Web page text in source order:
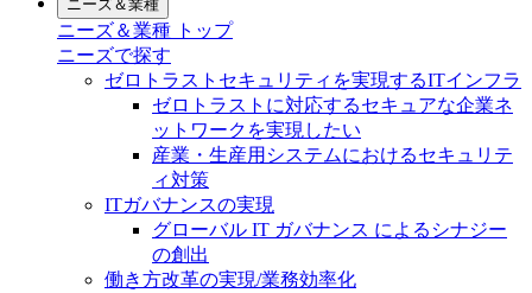
ニーズ＆業種
ニーズ＆業種 トップ
ニーズで探す
ゼロトラストセキュリティを実現するITインフラ
ゼロトラストに対応するセキュアな企業ネ
ットワークを実現したい
産業・生産用システムにおけるセキュリテ
ィ対策
ITガバナンスの実現
グローバル IT ガバナンス によるシナジー
の創出
働き方改革の実現/業務効率化